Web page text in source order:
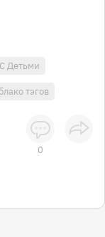
Детьми
тэгов
0